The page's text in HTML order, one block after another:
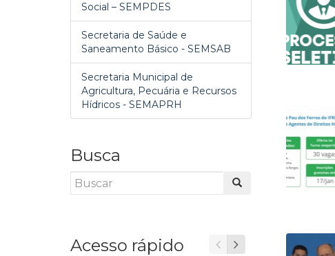
Social – SEMPDES
Secretaria de Saúde e
Saneamento Básico - SEMSAB
Secretaria Municipal de
Agricultura, Pecuária e Recursos
Hídricos - SEMAPRH
Busca
Acesso rápido